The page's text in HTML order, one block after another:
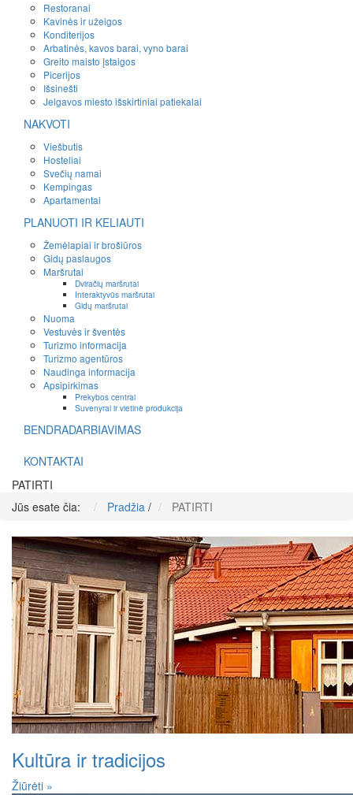
Restoranai
Kavinės ir užeigos
Konditerijos
Arbatinės, kavos barai, vyno barai
Greito maisto įstaigos
Picerijos
Išsinešti
Jelgavos miesto išskirtiniai patiekalai
NAKVOTI
Viešbutis
Hosteliai
Svečių namai
Kempingas
Apartamentai
PLANUOTI IR KELIAUTI
Žemėlapiai ir brošiūros
Gidų paslaugos
Maršrutai
Dviračių maršrutai
Interaktyvūs maršrutai
Gidų maršrutai
Nuoma
Vestuvės ir šventės
Turizmo informacija
Turizmo agentūros
Naudinga informacija
Apsipirkimas
Prekybos centrai
Suvenyrai ir vietinė produkcija
BENDRADARBIAVIMAS
KONTAKTAI
PATIRTI
Jūs esate čia:
Pradžia / PATIRTI
Kultūra ir tradicijos
Žiūrėti »